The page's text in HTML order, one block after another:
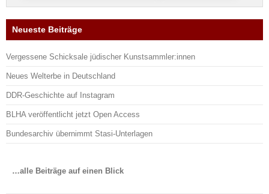
Neueste Beiträge
Vergessene Schicksale jüdischer Kunstsammler:innen
Neues Welterbe in Deutschland
DDR-Geschichte auf Instagram
BLHA veröffentlicht jetzt Open Access
Bundesarchiv übernimmt Stasi-Unterlagen
…alle Beiträge auf einen Blick